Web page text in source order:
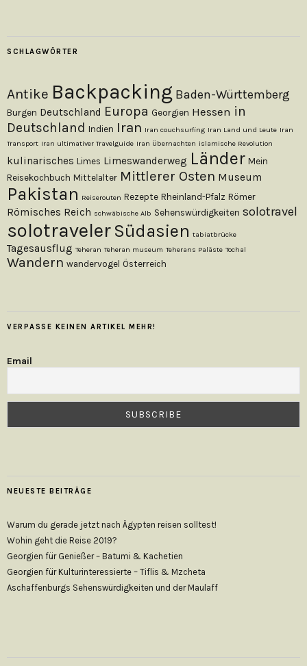
SCHLAGWÖRTER
Antike Backpacking Baden-Württemberg
Burgen Deutschland Europa Georgien Hessen in
Deutschland Indien Iran Iran couchsurfing Iran Land und Leute Iran
Transport Iran ultimativer Travelguide Iran Übernachten islamische Revolution
kulinarisches Limes Limeswanderweg Länder Mein
Reisekochbuch Mittelalter Mittlerer Osten Museum
Pakistan Reiserouten Rezepte Rheinland-Pfalz Römer
Römisches Reich schwäbische Alb Sehenswürdigkeiten solotravel
solotraveler Südasien tabiatbrücke
Tagesausflug Teheran Teheran museum Teherans Paläste Tochal
Wandern wandervogel Österreich
VERPASSE KEINEN ARTIKEL MEHR!
Email
NEUESTE BEITRÄGE
Warum du gerade jetzt nach Ägypten reisen solltest!
Wohin geht die Reise 2019?
Georgien für Genießer – Batumi & Kachetien
Georgien für Kulturinteressierte – Tiflis & Mzcheta
Aschaffenburgs Sehenswürdigkeiten und der Maulaff